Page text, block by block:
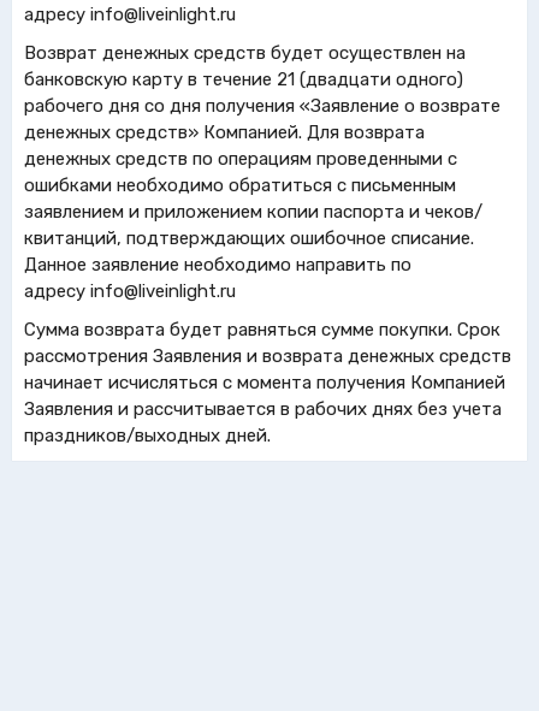
адресу info@liveinlight.ru
Возврат денежных средств будет осуществлен на
банковскую карту в течение 21 (двадцати одного)
рабочего дня со дня получения «Заявление о возврате
денежных средств» Компанией. Для возврата
денежных средств по операциям проведенными с
ошибками необходимо обратиться с письменным
заявлением и приложением копии паспорта и чеков/
квитанций, подтверждающих ошибочное списание.
Данное заявление необходимо направить по
адресу info@liveinlight.ru
Сумма возврата будет равняться сумме покупки. Срок
рассмотрения Заявления и возврата денежных средств
начинает исчисляться с момента получения Компанией
Заявления и рассчитывается в рабочих днях без учета
праздников/выходных дней.